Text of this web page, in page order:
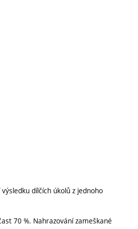
dílčích úkolů z jednoho
70 %. Nahrazování zameškané